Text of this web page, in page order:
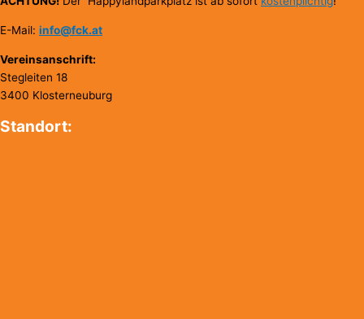
E-Mail: info@fck.at
Vereinsanschrift:
Stegleiten 18
3400 Klosterneuburg
Standort: